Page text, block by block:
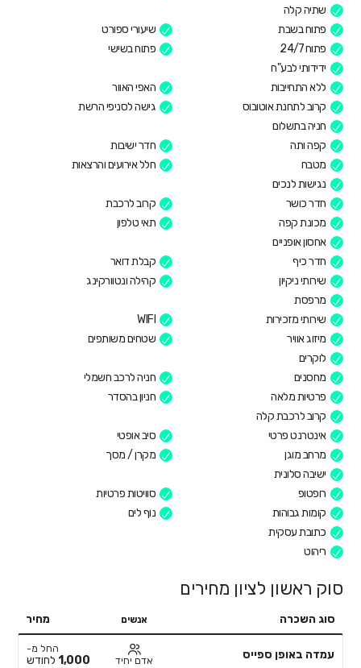
שתיה קלה
פתוח בשבת
שיעורי ספורט
פתוח 24/7
פתוח בשישי
ידידותי לבע"ח
ללא התחייבות
האפי האוור
קרוב לתחנת אוטובוס
גישה לסניפי הרשת
חניה בתשלום
קפה ותה
חדר ישיבות
מטבח
חלל אירועים והרצאות
נגישות לנכים
חדר כושר
קרוב לרכבת
מכונת קפה
תאי טלפון
אחסון אופניים
חדר כיף
קבלת דואר
שירותי ניקיון
קהילה ונטוורקינג
מרפסת
שירותי מזכירות
WIFI
מיזוג אוויר
שטחים משותפים
לוקרים
מחסנים
חניה לרכב חשמלי
פרטיות מלאה
חניון בהסדר
קרוב לרכבת קלה
אינטרנט פרטי
סיב אופטי
מרחב מוגן
מקרן / מסך
ישיבה סלונית
רופטופ
סוויטות פרטיות
קומות גבוהות
נוף לים
כתובת עסקית
ריהוט
סוק ראשון לציון מחירים
סוג השכרה אנשים מחיר
עמדה באופן ספייס אדם יחיד
החל מ-
1,000 לחודש